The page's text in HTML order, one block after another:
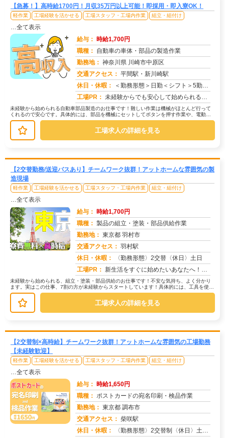
【急募！】高時給1700円！月収35万円以上可能！即採用・即入寮OK！
軽作業 工場経験を活かせる 工場スタッフ・工場内作業 組立・組付け
…全て表示
給与： 時給1,700円
職種： 自動車の車体・部品の製造作業
勤務地： 神奈川県 川崎市中原区
交通アクセス： 平間駅・新川崎駅
休日・休暇：
＜勤務形態＞日勤＜シフト＞5勤２休＜休日＞土日長期休暇GW 夏季 年末年始
工場PR： 未経験からでも安心して始められるお仕事です！→ 経験・学歴・スキルは一切不問です！未経験で活躍している方が多数いま...
未経験から始められる自動車部品製造のお仕事です！難しい作業は機械がほとんど行って
くれるので安心です。具体的には、部品を機械にセットしてボタンを押す作業や、電動ド
ライバーを使って部品を組み付ける作...
工場求人の詳細を見る
【2交替勤務/送迎バスあり】チームワーク抜群！アットホームな雰囲気の製
造現場
軽作業 工場経験を活かせる 工場スタッフ・工場内作業 組立・組付け
…全て表示
給与： 時給1,700円
職種： 製品の組立・塗装・部品供給作業
勤務地： 東京都 羽村市
交通アクセス： 羽村駅
休日・休暇：
〈勤務形態〉2交替〈休日〉土日
工場PR： 新生活をすぐに始めたいあなたへ！株式会社京栄センターでは、未経験者も安心してスタートできる環境が整っています。→最...
未経験から始められる、組立・塗装・部品供給のお仕事です！不安な気持ち、よく分かり
ます。実はこの仕事、7割の方が未経験からスタートしています！具体的には、工具を使っ
て部品を組み立てたり、塗装機械を...
工場求人の詳細を見る
【2交替制×高時給】チームワーク抜群！アットホームな雰囲気の工場勤務
【未経験歓迎】
軽作業 工場経験を活かせる 工場スタッフ・工場内作業 組立・組付け
…全て表示
給与： 時給1,650円
職種： ポストカードの宛名印刷・検品作業
勤務地： 東京都 調布市
交通アクセス： 柴咲駅
休日・休暇：
〈勤務形態〉2交替制〈休日〉土日★ＧＷ★夏季休暇★冬季休暇★年末年始